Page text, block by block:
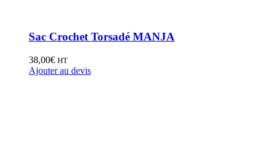
Sac Crochet Torsadé MANJA
38,00€ HT
Ajouter au devis